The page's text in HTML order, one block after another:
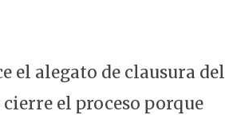
el alegato de clausura del
el proceso porque